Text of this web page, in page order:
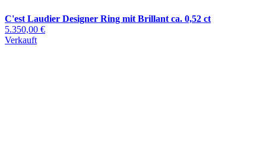
C'est Laudier Designer Ring mit Brillant ca. 0,52 ct
5.350,00 €
Verkauft